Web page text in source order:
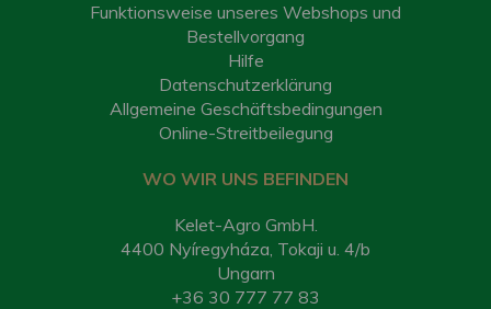
Funktionsweise unseres Webshops und
Bestellvorgang
Hilfe
Datenschutzerklärung
Allgemeine Geschäftsbedingungen
Online-Streitbeilegung
WO WIR UNS BEFINDEN
Kelet-Agro GmbH.
4400 Nyíregyháza, Tokaji u. 4/b
Ungarn
+36 30 777 77 83